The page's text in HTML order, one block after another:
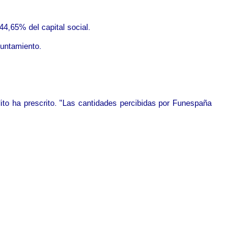
del capital social.
ha prescrito. "Las cantidades percibidas por Funespaña